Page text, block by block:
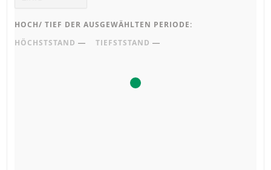
HOCH/ TIEF DER AUSGEWÄHLTEN PERIODE:
HÖCHSTSTAND ― TIEFSTSTAND ―